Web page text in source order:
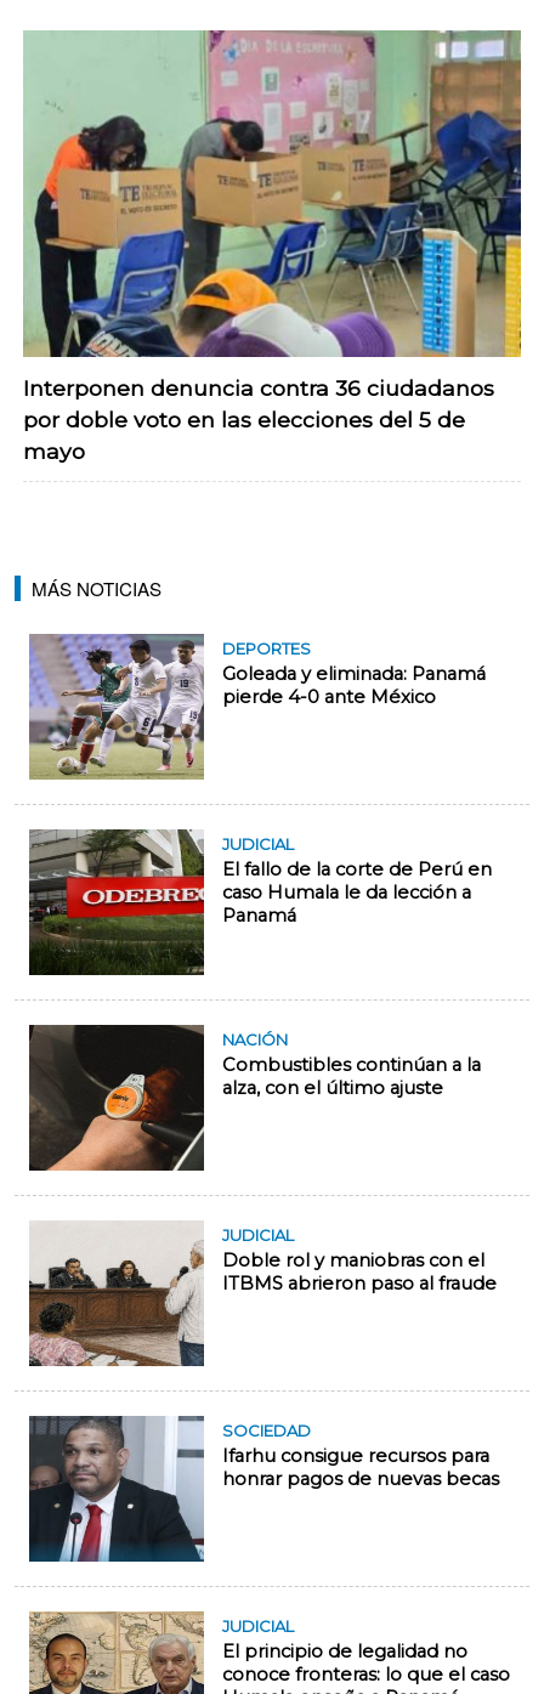
Interponen denuncia contra 36 ciudadanos
por doble voto en las elecciones del 5 de
mayo
MÁS NOTICIAS
DEPORTES
Goleada y eliminada: Panamá
pierde 4-0 ante México
JUDICIAL
El fallo de la corte de Perú en
caso Humala le da lección a
Panamá
NACIÓN
Combustibles continúan a la
alza, con el último ajuste
JUDICIAL
Doble rol y maniobras con el
ITBMS abrieron paso al fraude
SOCIEDAD
Ifarhu consigue recursos para
honrar pagos de nuevas becas
JUDICIAL
El principio de legalidad no
conoce fronteras: lo que el caso